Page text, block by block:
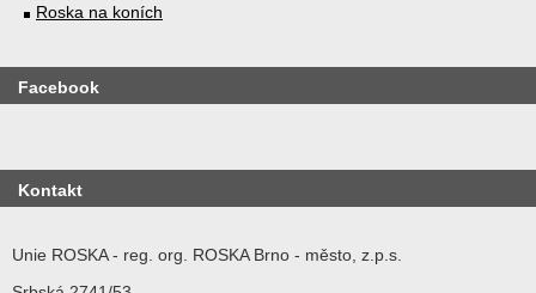
Roska na koních
Facebook
Kontakt
Unie ROSKA - reg. org. ROSKA Brno - město, z.p.s.